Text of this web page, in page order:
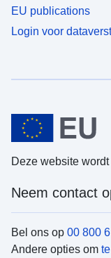
EU publications
Login voor
Deze website
Neem contact
Bel ons op 00 800
Andere opties om